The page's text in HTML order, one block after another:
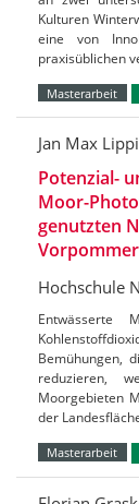
Kulturen
eine von
praxisüblichen
Masterarbeit
Jan Max
Potenzial-
Moor-
genutzten
Hochschule
Bemühungen,
reduzieren,
Moorgebieten
der
Masterarbeit